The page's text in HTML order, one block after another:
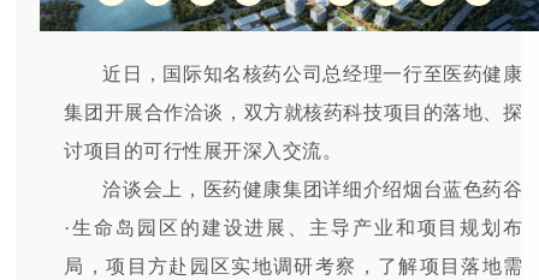
近日，国际知名核药公司总经理一行至医药健康
集团开展合作洽谈，双方就核药科技项目的落地、探
讨项目的可行性展开深入交流。
洽谈会上，医药健康集团详细介绍烟台蓝色药谷
·生命岛园区的建设进展、主导产业和项目规划布
局，项目方赴园区实地调研考察，了解项目落地需